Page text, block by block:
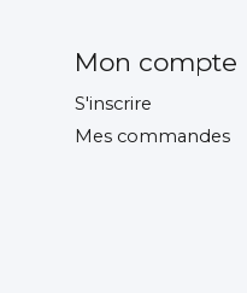
Mon compte
S'inscrire
Mes commandes